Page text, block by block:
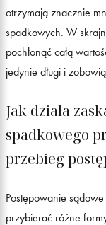
otrzymają znacznie
spadkowych. W
pochłonąć całą
jedynie długi i
Jak działa
spadkowego
przebieg
Postępowanie
przybierać różne